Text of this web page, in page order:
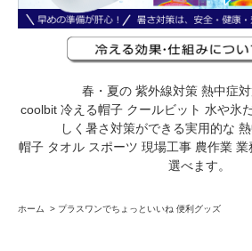
春・夏の 紫外線対策 熱中症対
coolbit 冷える帽子 クールビット 水や氷
しく暑さ対策ができる実用的な
帽子 タオル スポーツ 現場工事 農作業
選べます。
ホーム > プラスワンでちょっといいね 便利グッズ